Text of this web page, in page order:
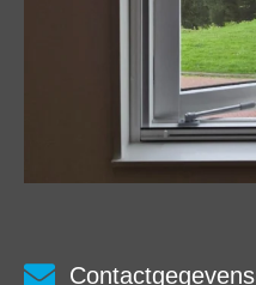
Contactgegevens